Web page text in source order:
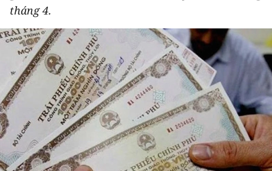
THỂ THAO
GIÁO DỤC
Y TẾ
KHOA HỌC - CÔNG NGHỆ
MÔI TRƯỜNG
BẠN ĐỌC
tháng 4.